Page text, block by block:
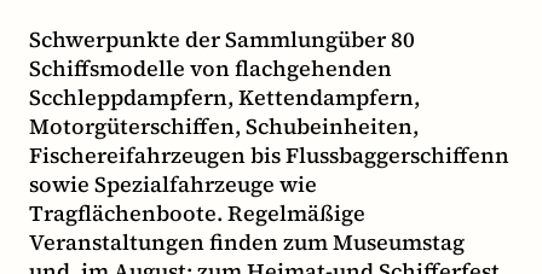
Schwerpunkte der Sammlungüber 80
Schiffsmodelle von flachgehenden
Scchleppdampfern, Kettendampfern,
Motorgüterschiffen, Schubeinheiten,
Fischereifahrzeugen bis Flussbaggerschiffenn
sowie Spezialfahrzeuge wie
Tragflächenboote. Regelmäßige
Veranstaltungen finden zum Museumstag